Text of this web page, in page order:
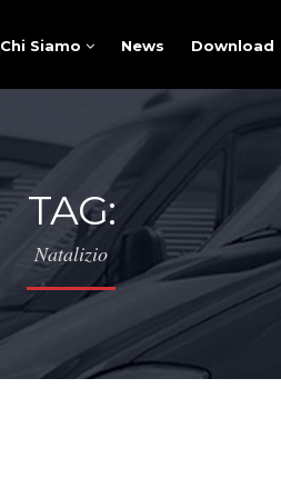
Chi Siamo News Download
TAG:
Natalizio